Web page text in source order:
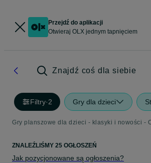
Przejdź do aplikacji
Otwieraj OLX jednym tapnięciem
Znajdź coś dla siebie
Filtry·2 Gry dla dzieci
Gry planszowe dla dzieci - klasyki i nowości -
ZNALEŹLIŚMY 25 OGŁOSZEŃ
Jak pozycjonowane są ogłoszenia?